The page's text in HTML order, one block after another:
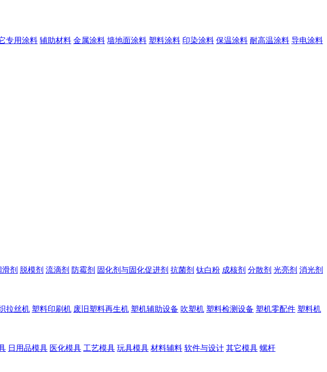
专用涂料 辅助材料 金属涂料 墙地面涂料 塑料涂料 印染涂料 保温涂料 耐高温涂料 导电涂料
剂 脱模剂 流滴剂 防霉剂 固化剂与固化促进剂 抗菌剂 钛白粉 成核剂 分散剂 光亮剂 消光剂
拉丝机 塑料印刷机 废旧塑料再生机 塑机辅助设备 吹塑机 塑料检测设备 塑机零配件 塑料机
日用品模具 医化模具 工艺模具 玩具模具 材料辅料 软件与设计 其它模具 螺杆